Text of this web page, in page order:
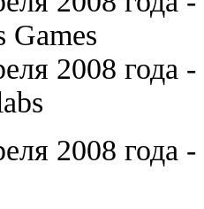
Games
2008 года
2008 года